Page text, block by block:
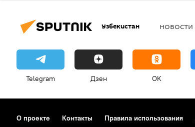
Узбекистан НОВОСТИ
Telegram Дзен OK
О проекте Контакты Правила использования